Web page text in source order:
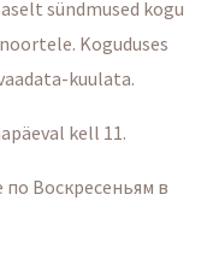
sündmused kogu
Koguduses
kuulata.
kell 11.
по Воскресеньям в